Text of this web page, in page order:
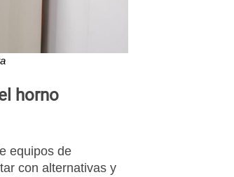
horno
equipos de
con alternativas y